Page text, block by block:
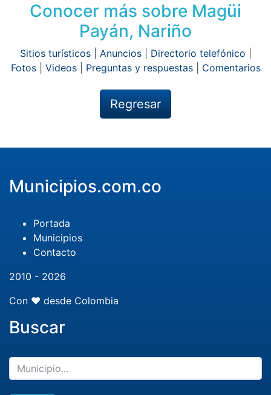
Conocer más sobre Magüi
Payán, Nariño
Sitios turísticos| Anuncios| Directorio telefónico
Fotos| Videos| Preguntas y respuestas| Comentarios
Regresar
Municipios.com.co
Portada
Municipios
Contacto
2010 - 2026
Con ❤️ desde Colombia
Buscar